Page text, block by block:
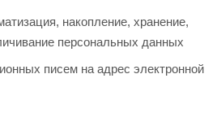
накопление, хранение,
персональных данных
писем на адрес электронной